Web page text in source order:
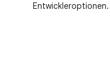
Entwickleroptionen.